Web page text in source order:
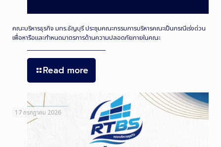
คณะบริหารธุรกิจ มทร.ธัญบุรี ประชุมคณะกรรมการบริหารคณะเป็นกรณีเร่งด่วน
เพื่อหารือและกำหนดมาตรการด้านความปลอดภัยภายในคณะ
Read more
17 กรกฎาคม 2026